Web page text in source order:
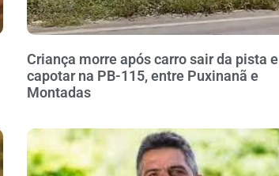
Criança morre após carro sair da pista e
capotar na PB-115, entre Puxinanã e
Montadas